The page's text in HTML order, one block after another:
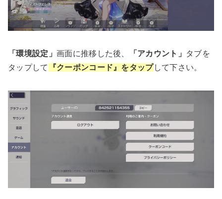
「環境設定」 画面に推移した後、 「アカウント」
タブを
タップして
『クーポンコード』をタップして下さい。